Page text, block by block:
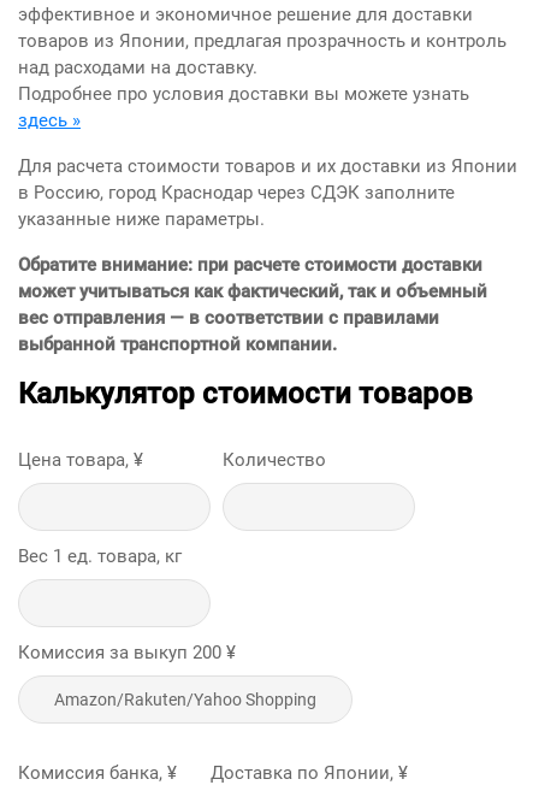
эффективное и экономичное решение для доставки
товаров из Японии, предлагая прозрачность и контроль
над расходами на доставку.
Подробнее про условия доставки вы можете узнать
здесь »
Для расчета стоимости товаров и их доставки из Японии
в Россию, город Краснодар через СДЭК заполните
указанные ниже параметры.
Обратите внимание: при расчете стоимости доставки
может учитываться как фактический, так и объемный
вес отправления — в соответствии с правилами
выбранной транспортной компании.
Калькулятор стоимости товаров
Цена товара, ¥ Количество
Вес 1 ед. товара, кг
Комиссия за выкуп 200 ¥
Комиссия банка, ¥ Доставка по Японии, ¥